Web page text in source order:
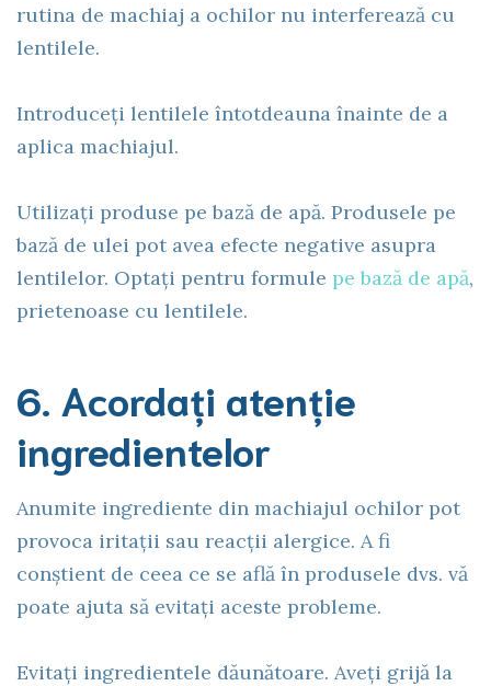
rutina de machiaj a ochilor nu interferează cu
lentilele.
Introduceți lentilele întotdeauna înainte de a
aplica machiajul.
Utilizați produse pe bază de apă. Produsele pe
bază de ulei pot avea efecte negative asupra
lentilelor. Optați pentru formule pe bază de apă,
prietenoase cu lentilele.
6. Acordați atenție
ingredientelor
Anumite ingrediente din machiajul ochilor pot
provoca iritații sau reacții alergice. A fi
conștient de ceea ce se află în produsele dvs. vă
poate ajuta să evitați aceste probleme.
Evitați ingredientele dăunătoare. Aveți grijă la